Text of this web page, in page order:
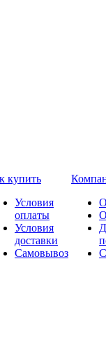
купить
Условия
оплаты
Условия
доставки
Самовывоз